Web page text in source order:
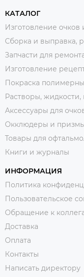
КАТАЛОГ
Изготовление очков
Сборка и выправка,
Запчасти для
Изготовление
Покраска
Растворы, жидкости,
Аксессуары для
Окклюдеры и
Товары для
Книги и журналы
ИНФОРМАЦИЯ
Политика
Пользовательское
Обращение к
Доставка
Оплата
Контакты
Написать директору